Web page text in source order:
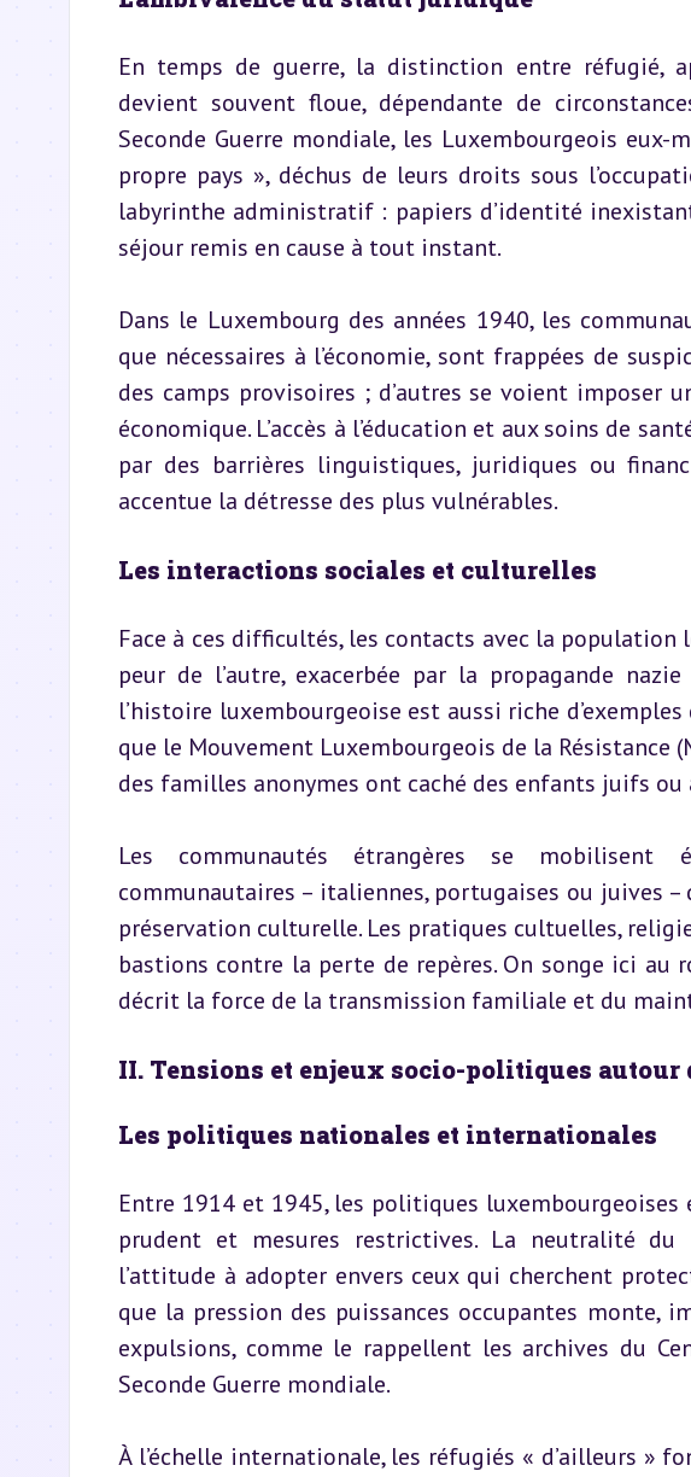
En temps de guerre, la distinction entre réfugié,
devient souvent floue, dépendante de
Seconde Guerre mondiale, les Luxembourgeois
propre pays », déchus de leurs droits sous
labyrinthe administratif : papiers d’identité
séjour remis en cause à tout instant.
Dans le Luxembourg des années 1940, les
que nécessaires à l’économie, sont frappées de
des camps provisoires ; d’autres se voient imposer
économique. L’accès à l’éducation et aux soins de
par des barrières linguistiques, juridiques ou
accentue la détresse des plus vulnérables.
Les interactions sociales et culturelles
Face à ces difficultés, les contacts avec la population
peur de l’autre, exacerbée par la propagande
l’histoire luxembourgeoise est aussi riche
que le Mouvement Luxembourgeois de la Résistance
des familles anonymes ont caché des enfants juifs
Les communautés étrangères se mobilisent
communautaires – italiennes, portugaises ou juives
préservation culturelle. Les pratiques cultuelles,
bastions contre la perte de repères. On songe ici au
décrit la force de la transmission familiale et du
II. Tensions et enjeux socio-politiques autour
Les politiques nationales et internationales
Entre 1914 et 1945, les politiques
prudent et mesures restrictives. La neutralité du
l’attitude à adopter envers ceux qui cherchent
que la pression des puissances occupantes monte,
expulsions, comme le rappellent les archives du
Seconde Guerre mondiale.
À l’échelle internationale, les réfugiés « d’ailleurs »